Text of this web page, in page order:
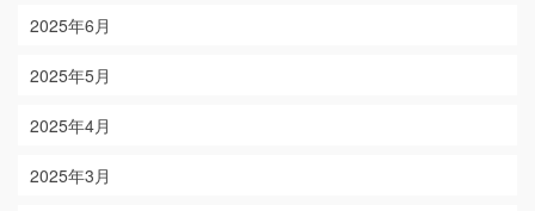
2025年6月
2025年5月
2025年4月
2025年3月